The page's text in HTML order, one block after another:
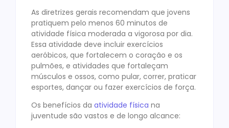
As diretrizes gerais recomendam que jovens
pratiquem pelo menos 60 minutos de
atividade física moderada a vigorosa por dia.
Essa atividade deve incluir exercícios
aeróbicos, que fortalecem o coração e os
pulmões, e atividades que fortaleçam
músculos e ossos, como pular, correr, praticar
esportes, dançar ou fazer exercícios de força.
Os benefícios da atividade física na
juventude são vastos e de longo alcance: